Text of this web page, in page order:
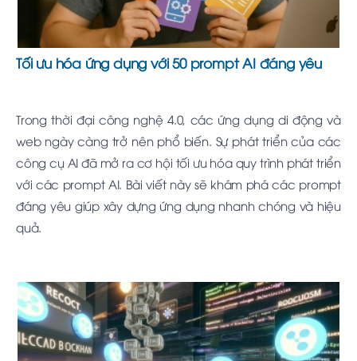
Tối ưu hóa ứng dụng với 50 prompt AI đáng yêu
Trong thời đại công nghệ 4.0, các ứng dụng di động và
web ngày càng trở nên phổ biến. Sự phát triển của các
công cụ AI đã mở ra cơ hội tối ưu hóa quy trình phát triển
với các prompt AI. Bài viết này sẽ khám phá các prompt
đáng yêu giúp xây dựng ứng dụng nhanh chóng và hiệu
quả.